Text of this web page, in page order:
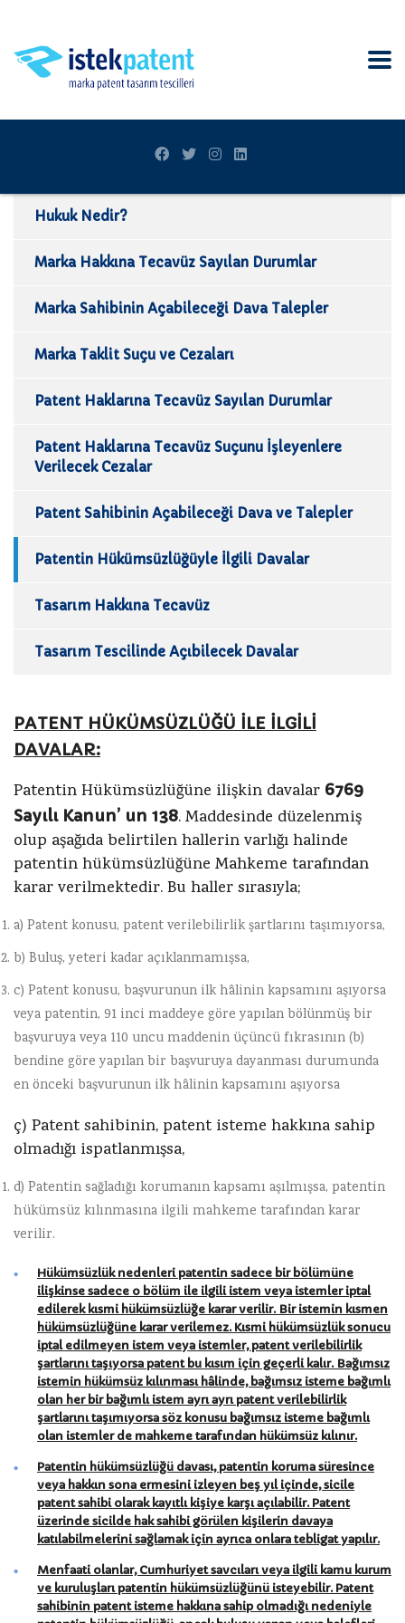
Hukuk Nedir?
Marka Hakkına Tecavüz Sayılan Durumlar
Marka Sahibinin Açabileceği Dava Talepler
Marka Taklit Suçu ve Cezaları
Patent Haklarına Tecavüz Sayılan Durumlar
Patent Haklarına Tecavüz Suçunu İşleyenlere
Verilecek Cezalar
Patent Sahibinin Açabileceği Dava ve Talepler
Patentin Hükümsüzlüğüyle İlgili Davalar
Tasarım Hakkına Tecavüz
Tasarım Tescilinde Açıbilecek Davalar
PATENT HÜKÜMSÜZLÜĞÜ İLE İLGİLİ
DAVALAR:
Patentin Hükümsüzlüğüne ilişkin davalar 6769
Sayılı Kanun’ un 138. Maddesinde düzelenmiş
olup aşağıda belirtilen hallerin varlığı halinde
patentin hükümsüzlüğüne Mahkeme tarafından
karar verilmektedir. Bu haller sırasıyla;
a) Patent konusu, patent verilebilirlik şartlarını taşımıyorsa,
b) Buluş, yeteri kadar açıklanmamışsa,
c) Patent konusu, başvurunun ilk hâlinin kapsamını aşıyorsa
veya patentin, 91 inci maddeye göre yapılan bölünmüş bir
başvuruya veya 110 uncu maddenin üçüncü fıkrasının (b)
bendine göre yapılan bir başvuruya dayanması durumunda
en önceki başvurunun ilk hâlinin kapsamını aşıyorsa
ç) Patent sahibinin, patent isteme hakkına sahip
olmadığı ispatlanmışsa,
d) Patentin sağladığı korumanın kapsamı aşılmışsa, patentin
hükümsüz kılınmasına ilgili mahkeme tarafından karar
verilir.
Hükümsüzlük nedenleri patentin sadece bir bölümüne
ilişkinse sadece o bölüm ile ilgili istem veya istemler iptal
edilerek kısmi hükümsüzlüğe karar verilir. Bir istemin kısmen
hükümsüzlüğüne karar verilemez. Kısmi hükümsüzlük sonucu
iptal edilmeyen istem veya istemler, patent verilebilirlik
şartlarını taşıyorsa patent bu kısım için geçerli kalır. Bağımsız
istemin hükümsüz kılınması hâlinde, bağımsız isteme bağımlı
olan her bir bağımlı istem ayrı ayrı patent verilebilirlik
şartlarını taşımıyorsa söz konusu bağımsız isteme bağımlı
olan istemler de mahkeme tarafından hükümsüz kılınır.
Patentin hükümsüzlüğü davası, patentin koruma süresince
veya hakkın sona ermesini izleyen beş yıl içinde, sicile
patent sahibi olarak kayıtlı kişiye karşı açılabilir. Patent
üzerinde sicilde hak sahibi görülen kişilerin davaya
katılabilmelerini sağlamak için ayrıca onlara tebligat yapılır.
Menfaati olanlar, Cumhuriyet savcıları veya ilgili kamu kurum
ve kuruluşları patentin hükümsüzlüğünü isteyebilir. Patent
sahibinin patent isteme hakkına sahip olmadığı nedeniyle